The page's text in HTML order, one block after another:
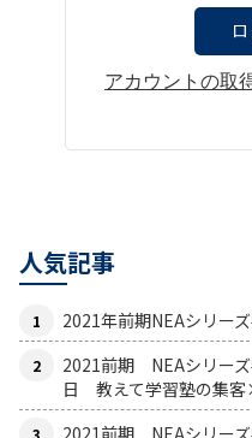
アカウントの取
人気記事
2021年前期NEAシリー
2021前期 NEAシリー
日 教えて学習塾の集
2021前期 NEAシリー